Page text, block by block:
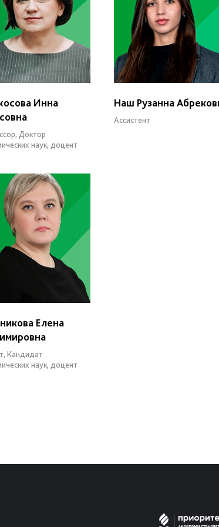
Инна
Доктор
наук, доцент
Наш Рузанна
Ассистент
Елена
Кандидат
наук, доцент